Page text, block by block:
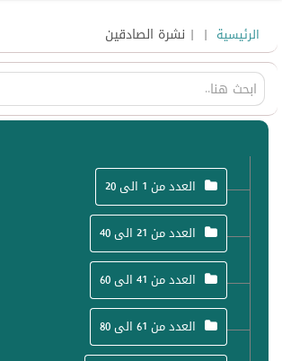
الرئيسية | | نشرة الصادقين
العدد من 1 الى 20
العدد من 21 الى 40
العدد من 41 الى 60
العدد من 61 الى 80